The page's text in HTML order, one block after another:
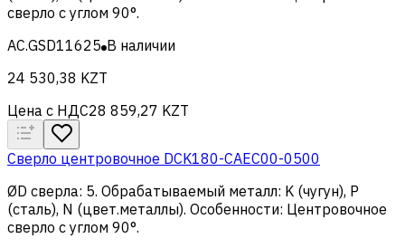
сверло с углом 90°.
AC.GSD11625 В наличии
24 530,38 KZT
Цена с НДС28 859,27 KZT
Сверло центровочное DCK180-CAEC00-0500
ØD сверла: 5. Обрабатываемый металл: K (чугун), Р
(сталь), N (цвет.металлы). Особенности: Центровочное
сверло с углом 90°.